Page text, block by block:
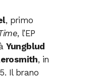
, primo
, l’EP
Yungblud
, in
Il brano